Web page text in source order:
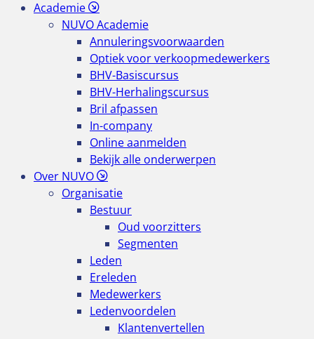
Academie
NUVO Academie
Annuleringsvoorwaarden
Optiek voor verkoopmedewerkers
BHV-Basiscursus
BHV-Herhalingscursus
Bril afpassen
In-company
Online aanmelden
Bekijk alle onderwerpen
Over NUVO
Organisatie
Bestuur
Oud voorzitters
Segmenten
Leden
Ereleden
Medewerkers
Ledenvoordelen
Klantenvertellen